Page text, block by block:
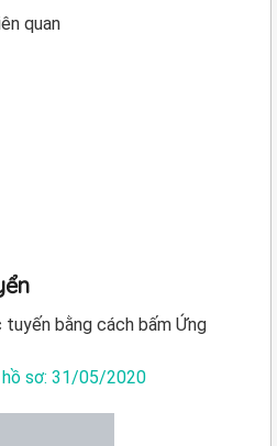
quan
bằng cách bấm Ứng
hồ sơ: 31/05/2020